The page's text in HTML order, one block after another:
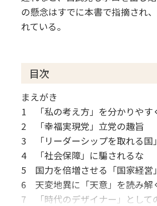
の懸念はすでに本書で指摘され
れている。
目次
まえがき
1 「私の考え方」を分かりやす
2 「幸福実現党」立党の趣旨
3 「リーダーシップを取れる国
4 「社会保障」に騙されるな
5 国力を倍増させる「国家経営
6 天変地異に「天意」を読み解
7 「時代のデザイナー」として